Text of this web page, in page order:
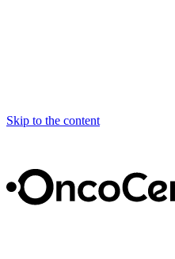
Skip to the content